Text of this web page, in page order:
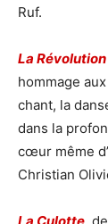
Ruf.
La
hommage
chant, la
dans la
cœur même
Christian